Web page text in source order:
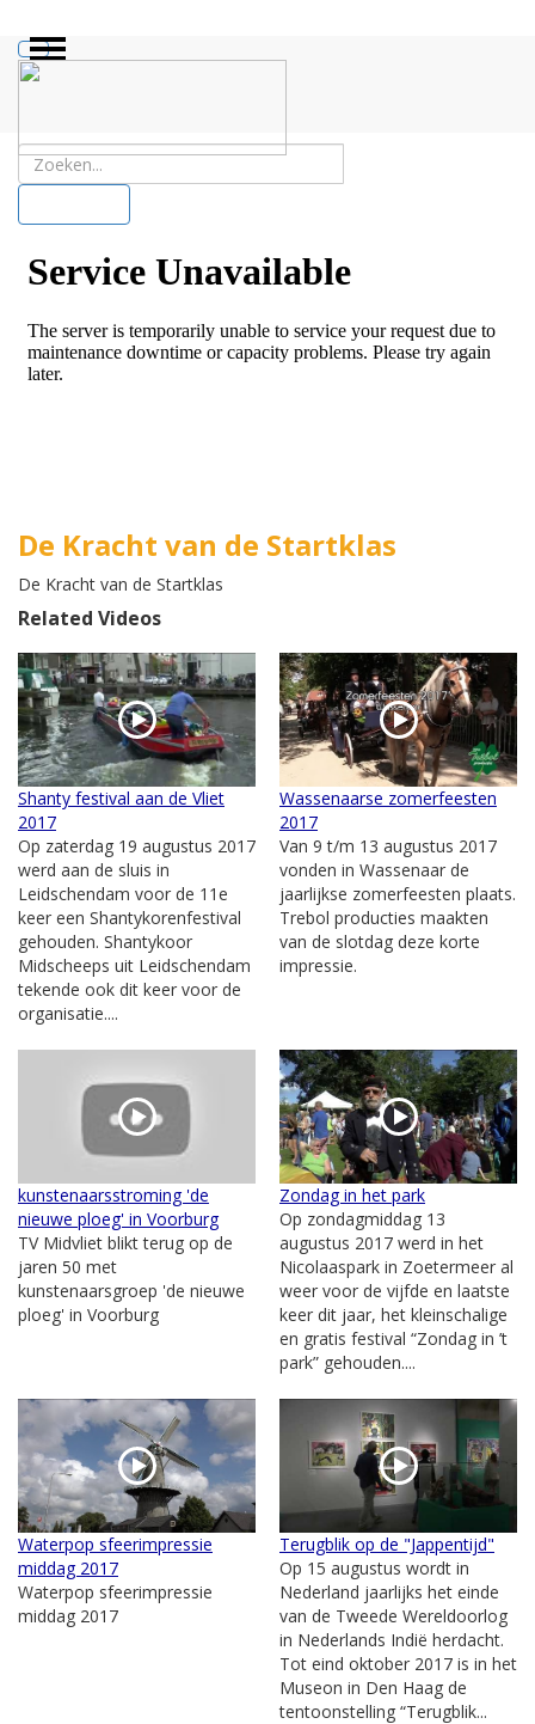
De Kracht van de Startklas
De Kracht van de Startklas
Related Videos
Shanty festival aan de Vliet
2017
Op zaterdag 19 augustus 2017
werd aan de sluis in
Leidschendam voor de 11e
keer een Shantykorenfestival
gehouden. Shantykoor
Midscheeps uit Leidschendam
tekende ook dit keer voor de
organisatie....
Wassenaarse zomerfeesten
2017
Van 9 t/m 13 augustus 2017
vonden in Wassenaar de
jaarlijkse zomerfeesten plaats.
Trebol producties maakten
van de slotdag deze korte
impressie.
kunstenaarsstroming 'de
nieuwe ploeg' in Voorburg
TV Midvliet blikt terug op de
jaren 50 met
kunstenaarsgroep 'de nieuwe
ploeg' in Voorburg
Zondag in het park
Op zondagmiddag 13
augustus 2017 werd in het
Nicolaaspark in Zoetermeer al
weer voor de vijfde en laatste
keer dit jaar, het kleinschalige
en gratis festival “Zondag in ’t
park” gehouden....
Waterpop sfeerimpressie
middag 2017
Waterpop sfeerimpressie
middag 2017
Terugblik op de "Jappentijd"
Op 15 augustus wordt in
Nederland jaarlijks het einde
van de Tweede Wereldoorlog
in Nederlands Indië herdacht.
Tot eind oktober 2017 is in het
Museon in Den Haag de
tentoonstelling “Terugblik...